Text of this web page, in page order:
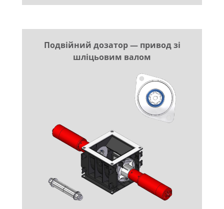
Подвійний дозатор — привод зі
шліцьовим валом